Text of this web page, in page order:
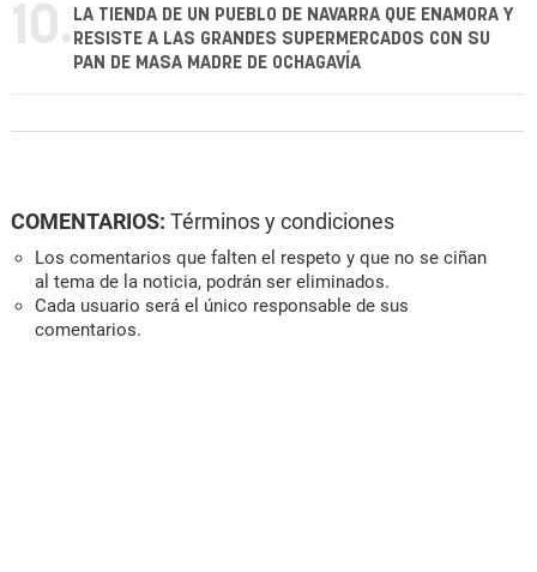
10. LA TIENDA DE UN PUEBLO DE NAVARRA QUE ENAMORA Y
RESISTE A LAS GRANDES SUPERMERCADOS CON SU
PAN DE MASA MADRE DE OCHAGAVÍA
COMENTARIOS: Términos y condiciones
Los comentarios que falten el respeto y que no se ciñan
al tema de la noticia, podrán ser eliminados.
Cada usuario será el único responsable de sus
comentarios.